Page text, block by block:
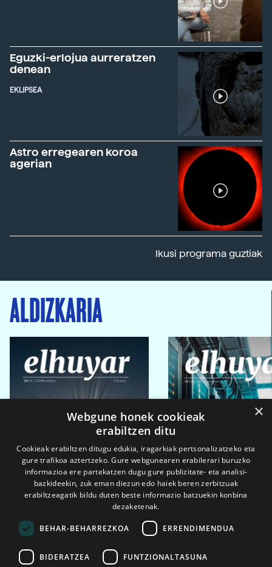
Eguzki-erlojua aurreratzen
denean
EKLIPSEA
Astro erregearen koroa
agerian
Ikusi programa guztiak
ALDIZKARIA
2026ko eka. 1a 2026ko mar. 1a
×
Webgune honek cookieak
erabiltzen ditu
Cookieak erabiltzen ditugu edukia, iragarkiak pertsonalizatzeko eta
gure trafikoa aztertzeko. Gure webgunearen erabilerari buruzko
informazioa ere partekatzen dugu gure publizitate- eta analisi-
bazkideekin, zuk eman diezun edo haiek beren zerbitzuak
erabiltzeagatik bildu duten beste informazio batzuekin konbina
dezaketenak.
BEHAR-BEHARREZKOA ERRENDIMENDUA
BIDERATZEA FUNTZIONALTASUNA